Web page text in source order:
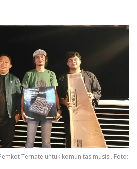
Ternate untuk komunitas musisi. Foto: